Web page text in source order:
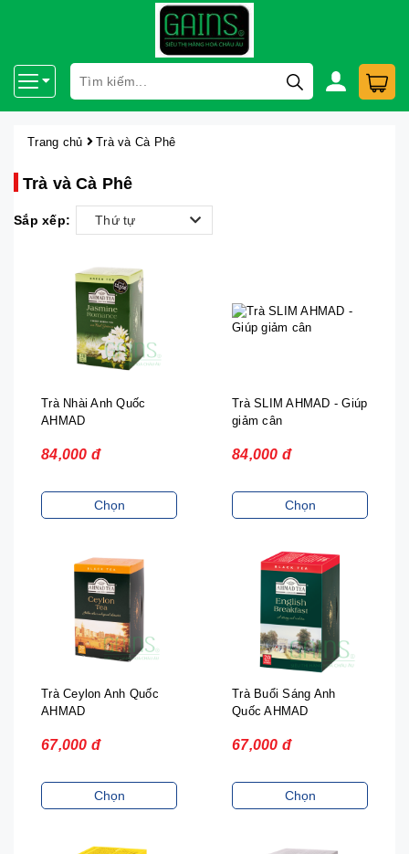
Trang chủ Trà và Cà Phê
Trà và Cà Phê
Sắp xếp: Thứ tự
Trà Nhài Anh Quốc
AHMAD
84,000 đ
Chọn
Trà SLIM AHMAD - Giúp
giảm cân
84,000 đ
Chọn
Trà Ceylon Anh Quốc
AHMAD
67,000 đ
Chọn
Trà Buổi Sáng Anh
Quốc AHMAD
67,000 đ
Chọn